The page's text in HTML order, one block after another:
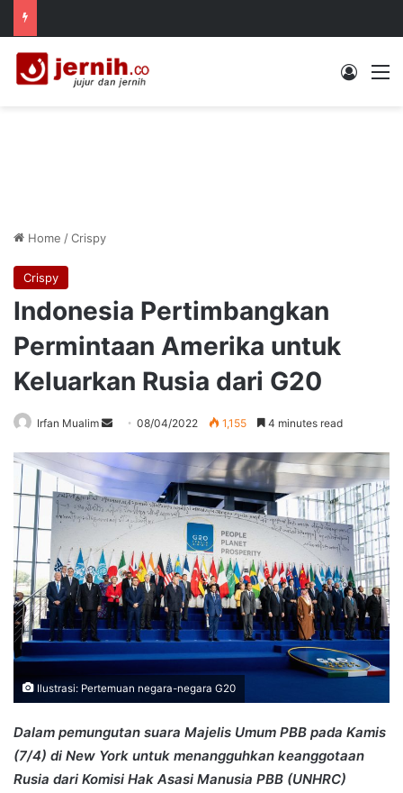
Log In
Home /Crispy
Crispy
Indonesia Pertimbangkan
Permintaan Amerika untuk
Keluarkan Rusia dari G20
Irfan Mualim
Send
email
08/04/2022 1,155 4 minutes read
Ilustrasi: Pertemuan negara-negara G20
Dalam pemungutan suara Majelis Umum PBB pada Kamis
(7/4) di New York untuk menangguhkan keanggotaan
Rusia dari Komisi Hak Asasi Manusia PBB (UNHRC)